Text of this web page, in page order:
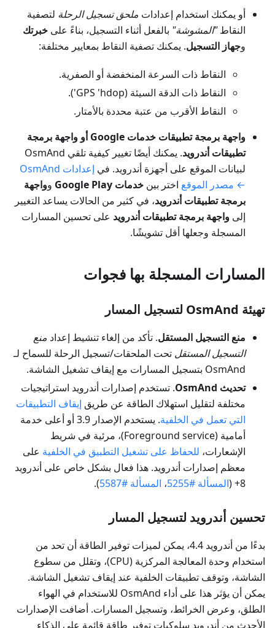
أو يمكنك استخدام إعدادات ملحق تسجيل الرحلة لتصفية
النقاط"المشوشة" بالفعل أثناء التسجيل، بناءً على خبرتك
وجهاز التسجيل. يمكنك تصفية النقاط بمعايير مختلفة:
النقاط ذات السرعة المنخفضة أو الصفرية.
النقاط ذات الدقة السيئة (GPS 'hdop').
النقاط الأقرب من عتبة محددة بالأمتار.
واجهة برمجة تطبيقات خدمات Google أو واجهة برمجة
تطبيقات أندرويد
. يمكنك أيضًا تغيير كيفية تلقي OsmAnd
لبيانات الموقع على أجهزة أندرويد. في
إعدادات OsmAnd
← مصدر الموقع اختر بين خدمات Google Play وواجهة
برمجة تطبيقات أندرويد، في كثير من الحالات يساعد التغيير
إلى واجهة برمجة تطبيقات أندرويد على تحسين المسارات
المسجلة وجعلها أقل تشويشًا.
المسارات المسجلة بها فجوات
تهيئة OsmAnd لتسجيل المسار
منع التسجيل المستقل. تأكد من إلغاء تنشيط إعداد منع
التسجيل المستقل تحت الملحقات/تسجيل الرحلة للسماح لـ
OsmAnd بتسجيل المسارات مع إيقاف تشغيل الشاشة.
تحديث OsmAnd
. تستخدم إصدارات أندرويد استراتيجيات
مختلفة لتقليل استهلاك الطاقة عن طريق إيقاف التطبيقات
التي تعمل في الخلفية
. يستخدم الإصدار 3.9 أو أعلى خدمة
أمامية (Foreground service)، مرئية في شريط
الإشعارات، للحفاظ على تشغيل التطبيق في الخلفية على
معظم إصدارات أندرويد. هذا فعال بشكل خاص على أندرويد
8+ (
المسألة #5255 ، المسألة #5587 ).
تحسين أندرويد لتسجيل المسار
بدءًا من أندرويد 4.4، يمكن لميزات توفير الطاقة أن تحد من
استخدام وحدة المعالجة المركزية (CPU)، وتقلل من سطوع
الشاشة، وتوقف تطبيقات الخلفية عند إيقاف تشغيل الشاشة.
يمكن أن يؤثر هذا على أداء OsmAnd للاستخدام في الهواء
الطلق، وعرض الخرائط، وتسجيل المسارات. أضافت الإصدارات
الأحدث من أندرويد سلوكيات توفير طاقة قائمة على الذكاء